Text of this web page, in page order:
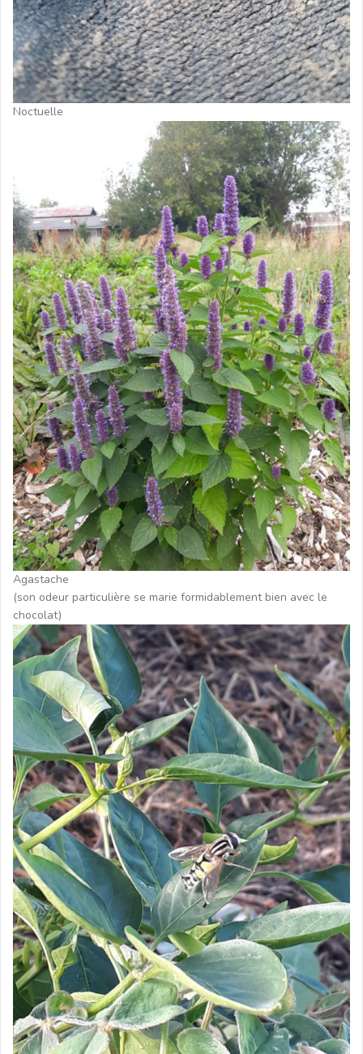
Noctuelle
Agastache
(son odeur particulière se marie formidablement bien avec le
chocolat)